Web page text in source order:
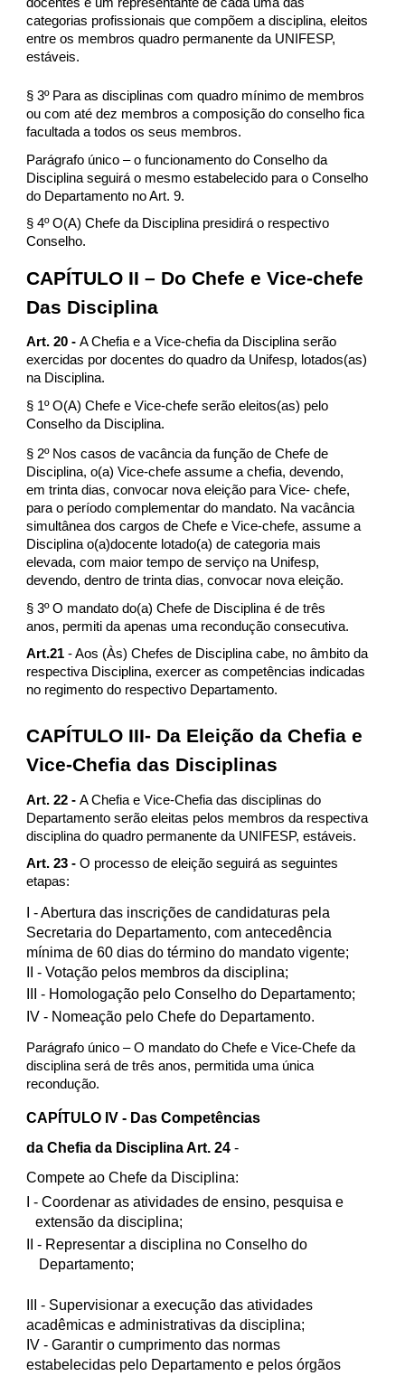
categorias profissionais que compõem a disciplina, eleitos
entre os membros quadro permanente da UNIFESP,
estáveis.
§ 3º Para as disciplinas com quadro mínimo de membros
ou com até dez membros a composição do conselho fica
facultada a todos os seus membros.
Parágrafo único – o funcionamento do Conselho da
Disciplina seguirá o mesmo estabelecido para o Conselho
do Departamento no Art. 9.
§ 4º O(A) Chefe da Disciplina presidirá o respectivo
Conselho.
CAPÍTULO II – Do Chefe e Vice-chefe
Das Disciplina
Art. 20 -A Chefia e a Vice-chefia da Disciplina serão
exercidas por docentes do quadro da Unifesp, lotados(as)
na Disciplina.
§ 1º O(A) Chefe e Vice-chefe serão eleitos(as) pelo
Conselho da Disciplina.
§ 2º Nos casos de vacância da função de Chefe de
Disciplina, o(a) Vice-chefe assume a chefia, devendo,
em trinta dias, convocar nova eleição para Vice- chefe,
para o período complementar do mandato. Na vacância
simultânea dos cargos de Chefe e Vice-chefe, assume a
Disciplina o(a)docente lotado(a) de categoria mais
elevada, com maior tempo de serviço na Unifesp,
devendo, dentro de trinta dias, convocar nova eleição.
§ 3º O mandato do(a) Chefe de Disciplina é de três
anos, permiti da apenas uma recondução consecutiva.
Art.21- Aos (Às) Chefes de Disciplina cabe, no âmbito da
respectiva Disciplina, exercer as competências indicadas
no regimento do respectivo Departamento.
CAPÍTULO III- Da Eleição da Chefia e
Vice-Chefia das Disciplinas
Art. 22 -A Chefia e Vice-Chefia das disciplinas do
Departamento serão eleitas pelos membros da respectiva
disciplina do quadro permanente da UNIFESP, estáveis.
Art. 23 -O processo de eleição seguirá as seguintes
etapas:
- Abertura das inscrições de candidaturas pela
Secretaria do Departamento, com antecedência
mínima de 60 dias do término do mandato vigente;
- Votação pelos membros da disciplina;
- Homologação pelo Conselho do Departamento;
IV - Nomeação pelo Chefe do Departamento.
Parágrafo único – O mandato do Chefe e Vice-Chefe da
disciplina será de três anos, permitida uma única
recondução.
CAPÍTULO IV - Das Competências
da Chefia da Disciplina Art. 24-
Compete ao Chefe da Disciplina:
- Coordenar as atividades de ensino, pesquisa e
extensão da disciplina;
- Representar a disciplina no Conselho do
Departamento;
- Supervisionar a execução das atividades
acadêmicas e administrativas da disciplina;
IV - Garantir o cumprimento das normas
estabelecidas pelo Departamento e pelos órgãos